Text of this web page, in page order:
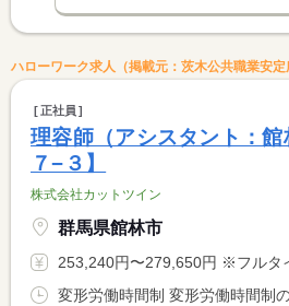
ハローワーク求人（掲載元：茨木公共職業安定
正社員
理容師（アシスタント：館
７−３】
株式会社カットツイン
群馬県館林市
253,240円〜279,650円 ※フルタイム求人の場合は月額（換算額）、パー